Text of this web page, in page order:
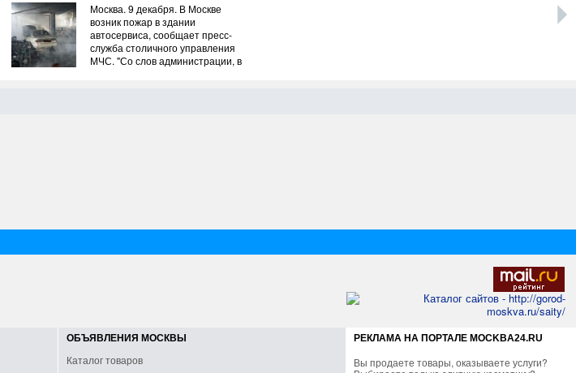
Москва. 9 декабря. В Москве
возник пожар в здании
автосервиса, сообщает пресс-
служба столичного управления
МЧС. "Со слов администрации, в
ОБЪЯВЛЕНИЯ МОСКВЫ
Каталог товаров
РЕКЛАМА НА ПОРТАЛЕ MOCKBA24.RU
Вы продаете товары, оказываете услуги?